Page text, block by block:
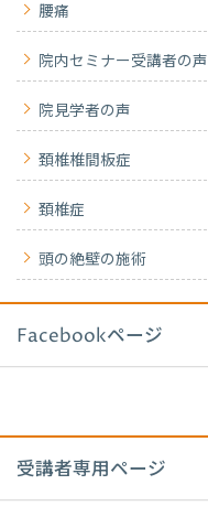
腰痛
院内セミナー受講者の声
院見学者の声
頚椎椎間板症
頚椎症
頭の絶壁の施術
Facebookページ
受講者専用ページ